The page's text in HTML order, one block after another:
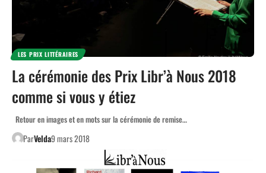
LES PRIX LITTÉRAIRES
La cérémonie des Prix Libr’à Nous 2018
comme si vous y étiez
Retour en images et en mots sur la cérémonie de remise…
ParVelda9 mars 2018